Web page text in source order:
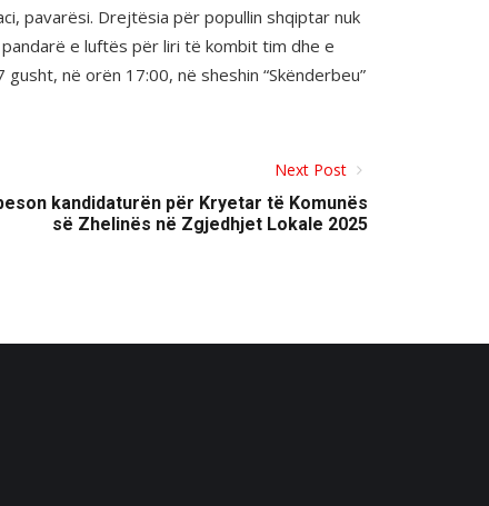
pavarësi. Drejtësia për popullin shqiptar nuk
e luftës për liri të kombit tim dhe e
në orën 17:00, në sheshin “Skënderbeu”
Next Post
kandidaturën për Kryetar të Komunës
së Zhelinës në Zgjedhjet Lokale 2025